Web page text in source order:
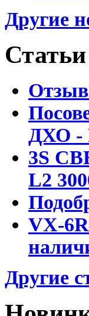
Другие
Статьи
ДХО -
3S
L2
VX-
Другие